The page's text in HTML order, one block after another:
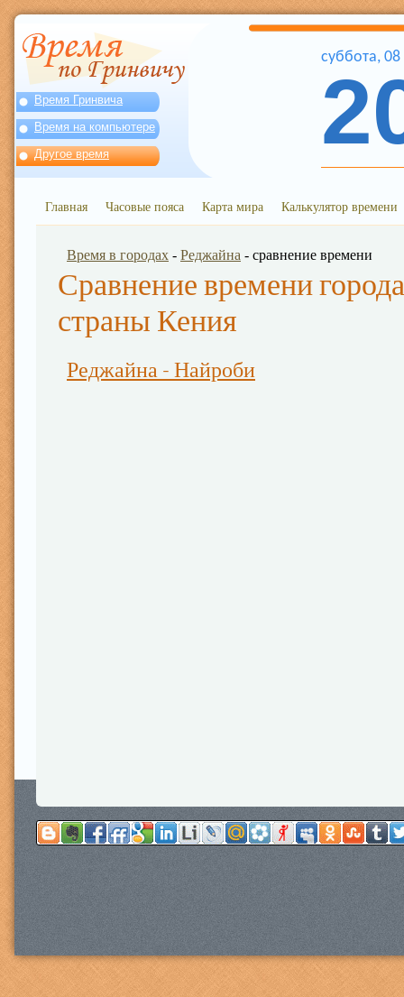
Время Гринвича
Время на компьютере
Другое время
суббота, 08
Главная Часовые пояса Карта мира Калькулятор времени
Время в городах - Реджайна - сравнение времени
Сравнение времени
страны Кения
Реджайна - Найроби